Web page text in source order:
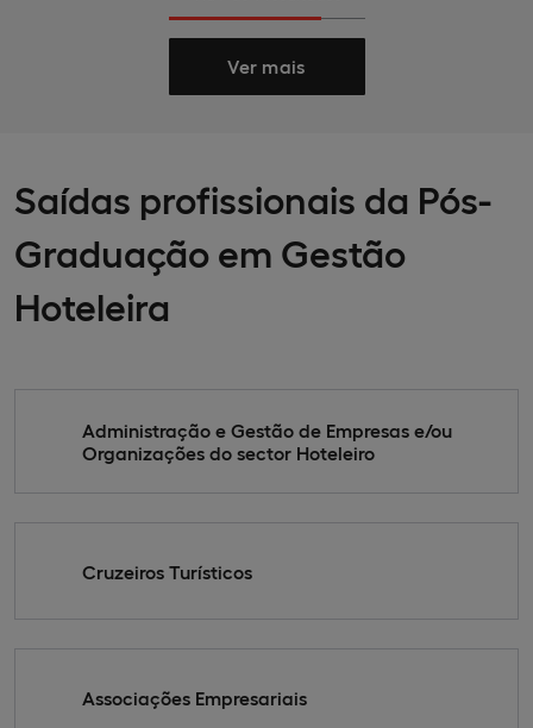
Ver mais
Saídas profissionais da Pós-
Graduação em Gestão
Hoteleira
Administração e Gestão de Empresas e/ou
Organizações do sector Hoteleiro
Cruzeiros Turísticos
Associações Empresariais